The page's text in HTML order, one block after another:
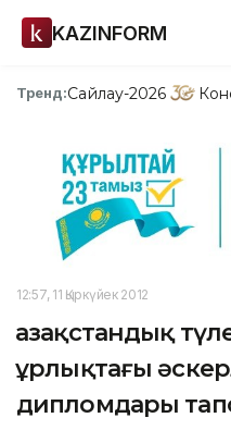
KAZINFORM
Тренд:Сайлау-2026
12:57, 11 Қыркүйек 2012
Қазақстандық
Құрлықтағы
дипломдары